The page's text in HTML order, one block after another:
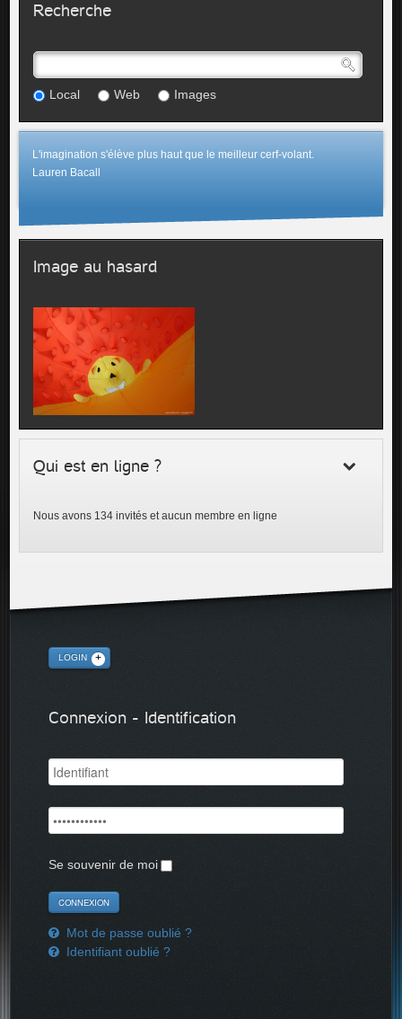
Recherche
Local Web Images
L'imagination s'élève plus haut que le meilleur cerf-volant.
Lauren Bacall
Image au hasard
Qui est en ligne ?
Nous avons 134 invités et aucun membre en ligne
LOGIN
Connexion - Identification
Se souvenir de moi
Mot de passe oublié ?
Identifiant oublié ?